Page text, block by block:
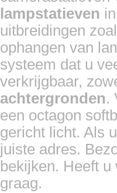
lampstatieven
uitbreidingen
ophangen van
systeem dat u
verkrijgbaar,
achtergronden.
een octagon
gericht licht. Als
juiste adres.
bekijken. Heeft u
graag.